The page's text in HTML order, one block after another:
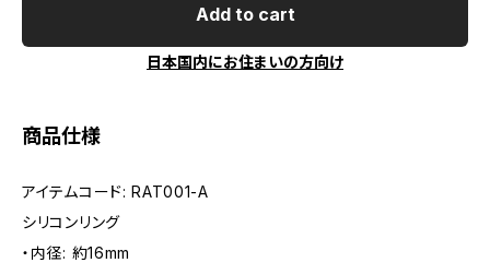
Add to cart
日本国内にお住まいの方向け
商品仕様
アイテムコード: RAT001-A
シリコンリング
・内径: 約16mm